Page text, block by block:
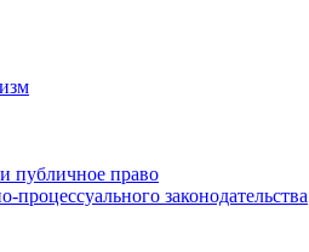
публичное право
законодательства